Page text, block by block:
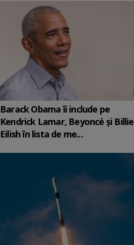
Barack Obama îi include pe
Kendrick Lamar, Beyoncé și Billie
Eilish în lista de me...